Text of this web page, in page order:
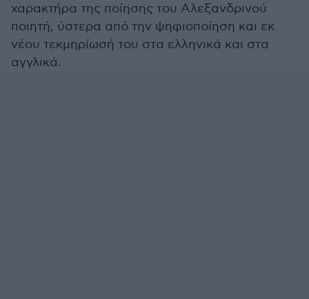
χαρακτήρα της ποίησης του Αλεξανδρινού
ποιητή, ύστερα από την ψηφιοποίηση και εκ
νέου τεκμηρίωσή του στα ελληνικά και στα
αγγλικά.